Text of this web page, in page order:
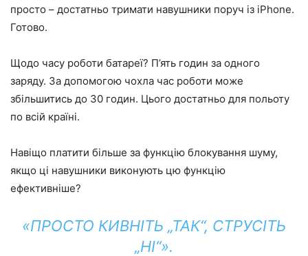
просто – достатньо тримати навушники поруч із iPhone.
Готово.
Щодо часу роботи батареї? П’ять годин за одного
заряду. За допомогою чохла час роботи може
збільшитись до 30 годин. Цього достатньо для польоту
по всій країні.
Навіщо платити більше за функцію блокування шуму,
якщо ці навушники виконують цю функцію
ефективніше?
«ПРОСТО КИВНІТЬ „ТАК“, СТРУСІТЬ
„НІ“».